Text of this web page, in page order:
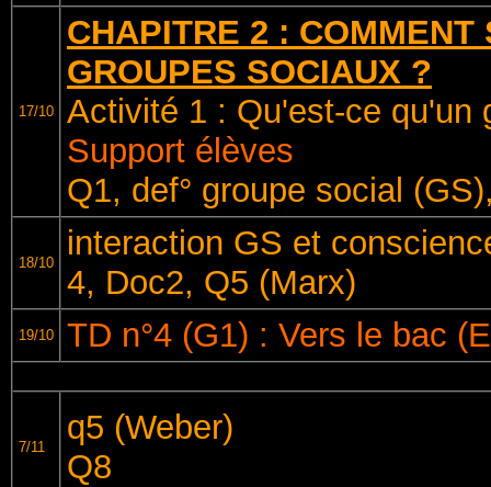
17/10
CHAPITRE 2 : COMMENT
GROUPES SOCIAUX ?
Activité 1 : Qu'est-ce qu'un
Support élèves
Q1, def° groupe social
18/10
interaction GS et
4, Doc2, Q5 (Marx)
19/10 TD n°4 (G1) : Vers le bac
7/11
q5 (Weber)
Q8